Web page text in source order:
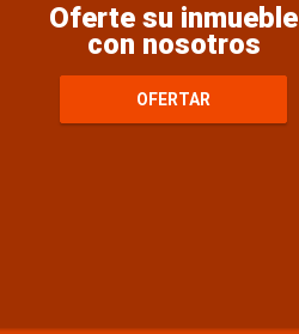
Oferte su inmueble
con nosotros
OFERTAR